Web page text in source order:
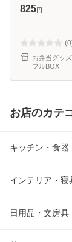
DULTON （
カットグラス
ス食器 おし
825円
お弁当グッ
フルBOX
お店のカテ
キッチン・食器
インテリア・寝
日用品・文房具